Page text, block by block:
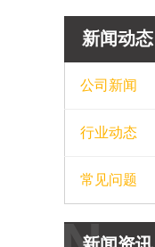
新闻动态
公司新闻
行业动态
常见问题